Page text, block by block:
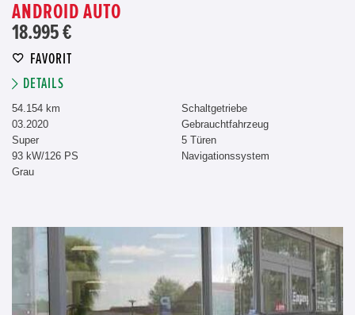
ANDROID AUTO
18.995 €
FAVORIT
DETAILS
54.154 km
03.2020
Super
93 kW/126 PS
Grau
Schaltgetriebe
Gebrauchtfahrzeug
5 Türen
Navigationssystem